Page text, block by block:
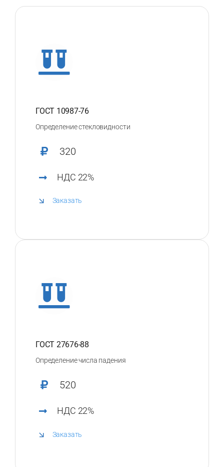
ГОСТ 10987-76
Определение стекловидности
320
НДС 22%
Заказать
ГОСТ 27676-88
Определение числа падения
520
НДС 22%
Заказать